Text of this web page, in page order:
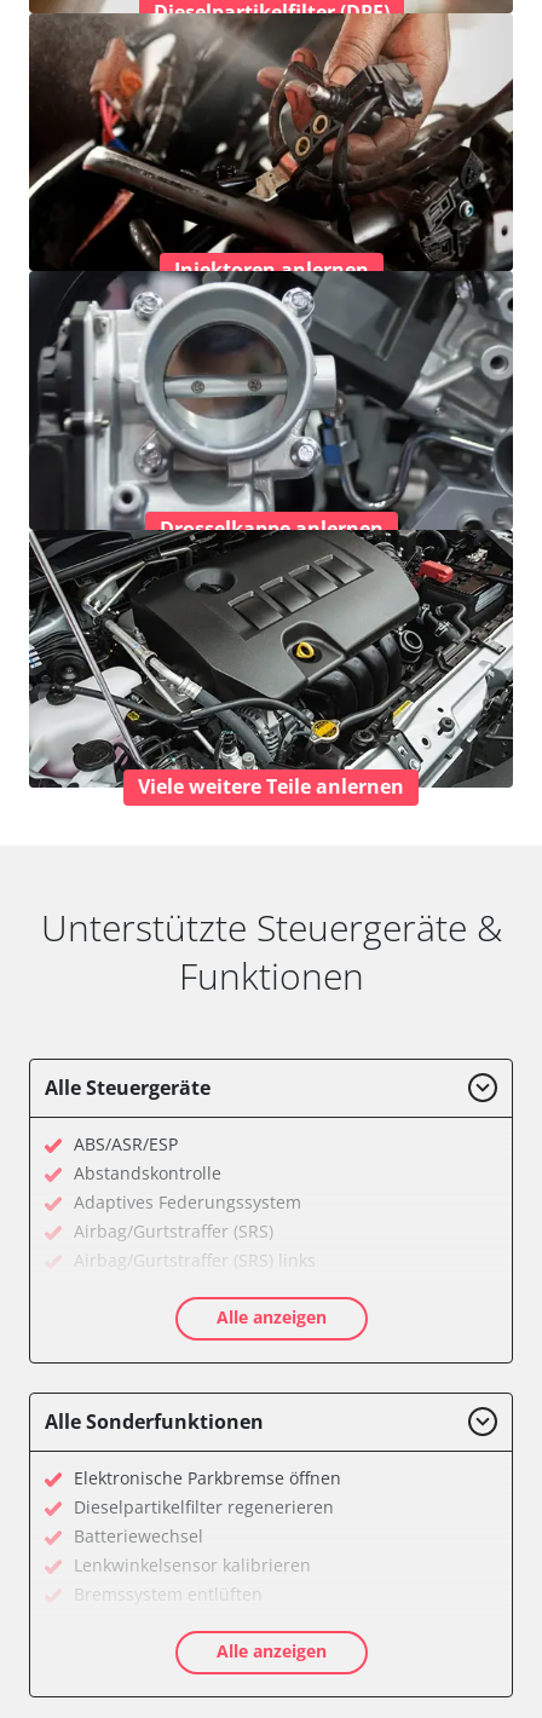
Dieselpartikelfilter (DPF)
Injektoren anlernen
Drosselkappe anlernen
Viele weitere Teile anlernen
Unterstützte Steuergeräte &
Funktionen
Alle Steuergeräte
ABS/ASR/ESP
Abstandskontrolle
Adaptives Federungssystem
Airbag/Gurtstraffer (SRS)
Airbag/Gurtstraffer (SRS) links
Aktiver Kollisionsschutz
Anhängersteuergerät
Batteriemanagement
CD-Wechsler
Command
Dachbedieneinheit (DBE)
Diagnoseschnittstelle (EOBD/OBDII)
Einparkhilfe
Elektronische Zündanlage
Elektronisches Stabilitätsprogramm (ESP)
Elektronisches Wählhebel-Modul (EWM)
Alle anzeigen
Alle Sonderfunktionen
Elektronische Parkbremse öffnen
Dieselpartikelfilter regenerieren
Batteriewechsel
Lenkwinkelsensor kalibrieren
Bremssystem entlüften
Luftmassenmesser anlernen
Elektronische Parkbremse kalibrieren
Alle anzeigen